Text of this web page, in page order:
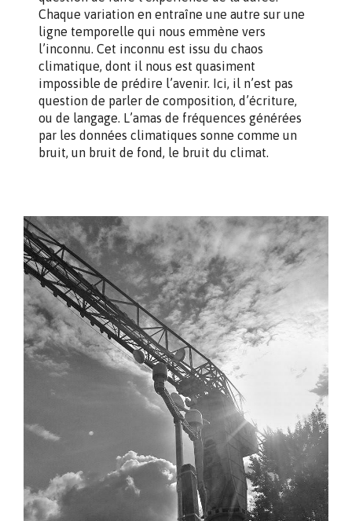
Chaque variation en entraîne une autre sur une
ligne temporelle qui nous emmène vers
l’inconnu. Cet inconnu est issu du chaos
climatique, dont il nous est quasiment
impossible de prédire l’avenir. Ici, il n’est pas
question de parler de composition, d’écriture,
ou de langage. L’amas de fréquences générées
par les données climatiques sonne comme un
bruit, un bruit de fond, le bruit du climat.